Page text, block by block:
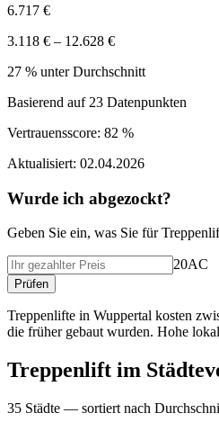
6.717 €
3.118 € – 12.628 €
27 % unter Durchschnitt
Basierend auf 23 Datenpunkten
Vertrauensscore: 82 %
Aktualisiert: 02.04.2026
Wurde ich abgezockt?
Geben Sie ein, was Sie für
20AC
Prüfen
Treppenlifte in Wuppertal kosten
die früher gebaut wurden. Hohe
Treppenlift im Stä
35 Städte — sortiert nach